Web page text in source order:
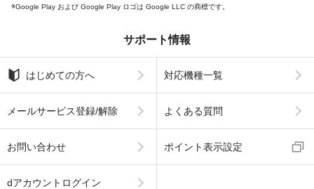
Google Play および Google Play ロゴは Google LLC の商標です。
サポート情報
はじめての方へ 対応機種一覧
メールサービス登録/解除 よくある質問
お問い合わせ ポイント表示設定
dアカウントログイン